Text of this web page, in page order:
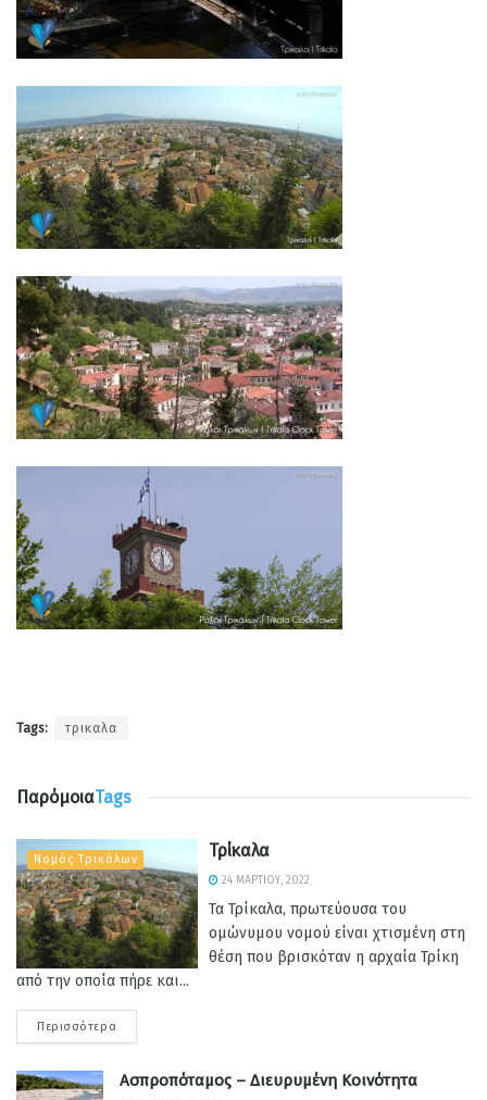
Tags: τρικαλα
ΠαρόμοιαTags
Νομός Τρικάλων Τρίκαλα
24 ΜΑΡΤΊΟΥ, 2022
Τα Τρίκαλα, πρωτεύουσα του
ομώνυμου νομού είναι χτισμένη στη
θέση που βρισκόταν η αρχαία Τρίκη
από την οποία πήρε και...
Περισσότερα
Ασπροπόταμος – Διευρυμένη Κοινότητα